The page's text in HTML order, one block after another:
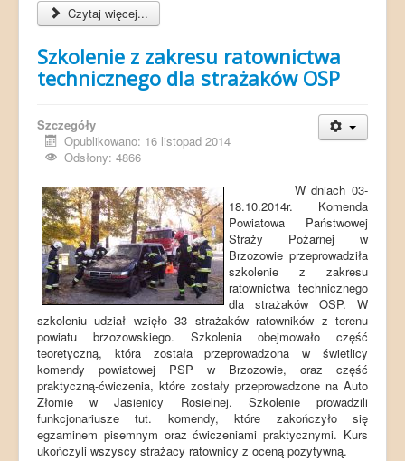
Czytaj więcej...
Szkolenie z zakresu ratownictwa
technicznego dla strażaków OSP
Szczegóły
Opublikowano: 16 listopad 2014
Odsłony: 4866
W dniach 03-
18.10.2014r. Komenda
Powiatowa Państwowej
Straży Pożarnej w
Brzozowie przeprowadziła
szkolenie z zakresu
ratownictwa technicznego
dla strażaków OSP. W
szkoleniu udział wzięło 33 strażaków ratowników z terenu
powiatu brzozowskiego. Szkolenia obejmowało część
teoretyczną, która została przeprowadzona w świetlicy
komendy powiatowej PSP w Brzozowie, oraz część
praktyczną-ćwiczenia, które zostały przeprowadzone na Auto
Złomie w Jasienicy Rosielnej. Szkolenie prowadzili
funkcjonariusze tut. komendy, które zakończyło się
egzaminem pisemnym oraz ćwiczeniami praktycznymi. Kurs
ukończyli wszyscy strażacy ratownicy z oceną pozytywną.